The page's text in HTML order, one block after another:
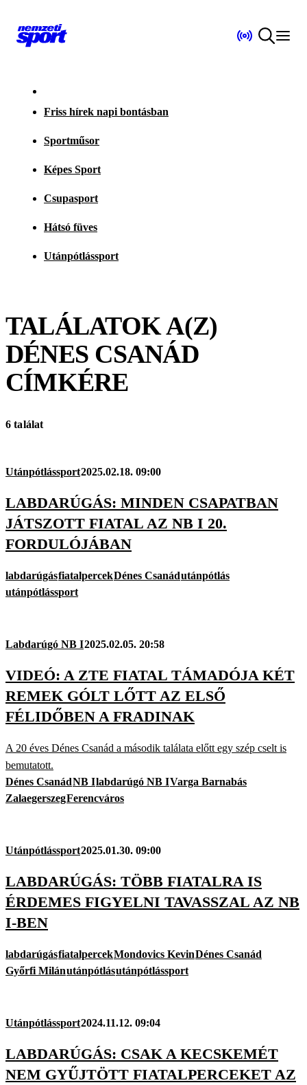
Friss hírek napi bontásban
Sportműsor
Képes Sport
Csupasport
Hátsó füves
Utánpótlássport
TALÁLATOK A(Z)
DÉNES CSANÁD
CÍMKÉRE
6 találat
Utánpótlássport2025.02.18. 09:00
LABDARÚGÁS: MINDEN CSAPATBAN
JÁTSZOTT FIATAL AZ NB I 20.
FORDULÓJÁBAN
labdarúgásfiatalpercekDénes Csanádutánpótlás
utánpótlássport
Labdarúgó NB I2025.02.05. 20:58
VIDEÓ: A ZTE FIATAL TÁMADÓJA KÉT
REMEK GÓLT LŐTT AZ ELSŐ
FÉLIDŐBEN A FRADINAK
A 20 éves Dénes Csanád a második találata előtt egy szép cselt is
bemutatott.
Dénes CsanádNB Ilabdarúgó NB IVarga Barnabás
ZalaegerszegFerencváros
Utánpótlássport2025.01.30. 09:00
LABDARÚGÁS: TÖBB FIATALRA IS
ÉRDEMES FIGYELNI TAVASSZAL AZ NB
I-BEN
labdarúgásfiatalpercekMondovics KevinDénes Csanád
Győrfi Milánutánpótlásutánpótlássport
Utánpótlássport2024.11.12. 09:04
LABDARÚGÁS: CSAK A KECSKEMÉT
NEM GYŰJTÖTT FIATALPERCEKET AZ